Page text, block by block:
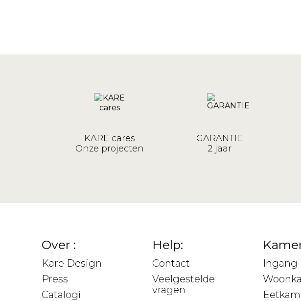
KARE cares
Onze projecten
GARANTIE
2 jaar
Over :
Kare Design
Press
Catalogi
Help:
Contact
Veelgestelde
vragen
Ingang